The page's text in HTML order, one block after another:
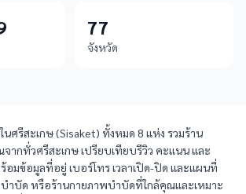
77
จังหวัด
ศรีสะเกษ (Sisaket) ทั้งหมด 8 แห่ง รวมร้าน
ากทั่วศรีสะเกษ เปรียบเทียบรีวิว คะแนน และ
อมข้อมูลที่อยู่ เบอร์โทร เวลาเปิด-ปิด และแผนที่
ำบัด หรือร้านกายภาพบำบัดที่ใกล้คุณและเหมาะ